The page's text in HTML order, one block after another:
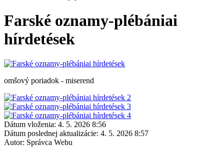
Farské oznamy-plébániai
hírdetések
omšový poriadok - miserend
Dátum vloženia: 4. 5. 2026 8:56
Dátum poslednej aktualizácie: 4. 5. 2026 8:57
Autor: Správca Webu